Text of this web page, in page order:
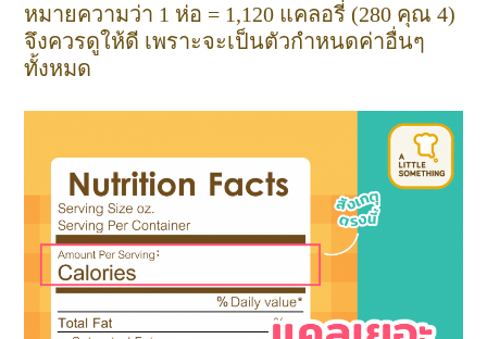
หมายความว่า 1 ห่อ = 1,120 แคลอรี่ (280 คุณ 4)
จึงควรดูให้ดี เพราะจะเป็นตัวกำหนดค่าอื่นๆ
ทั้งหมด